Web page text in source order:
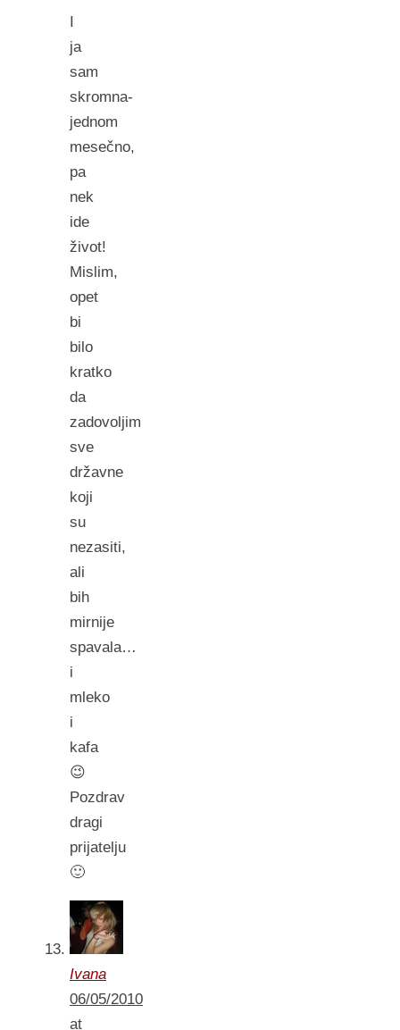
I
ja
sam
skromna-
jednom
mesečno,
pa
nek
ide
život!
Mislim,
opet
bi
bilo
kratko
da
zadovoljim
sve
državne
koji
su
nezasiti,
ali
bih
mirnije
spavala…
i
mleko
i
kafa
😉
Pozdrav
dragi
prijatelju
🙂
Ivana
06/05/2010
at